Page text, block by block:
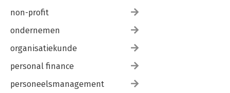
non-profit
ondernemen
organisatiekunde
personal finance
personeelsmanagement